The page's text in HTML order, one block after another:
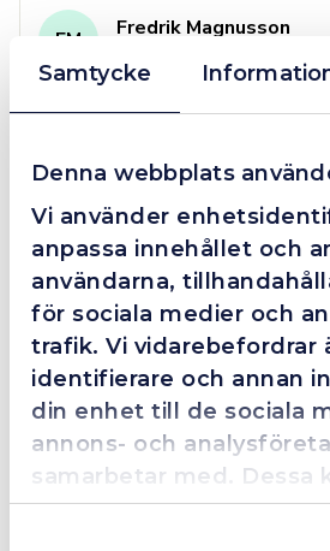
Samtycke
Denna webbplats
Vi använder
anpassa innehållet och
användarna,
för sociala medier och
trafik. Vi vidarebefordrar
identifierare och annan
din enhet till de sociala
annons- och
samarbetar med. Dessa
kombinera
information som du har
4.4
FM
Fredrik Magnusson
Grym service!
Dom här grabbarna är definitionen
Trots en billigare order, som det
så agerade dom blixtsnabbt och
förväntan. Hade kontakt med
en extra guldstjärna.